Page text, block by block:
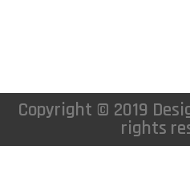
Copyright © 2019
rights